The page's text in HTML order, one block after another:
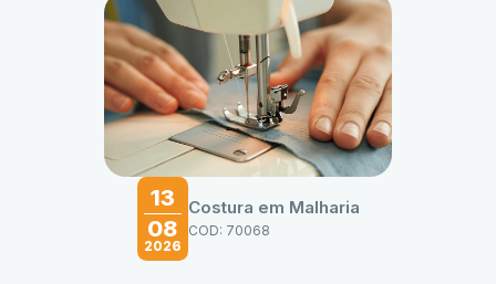
13
08
2026
Costura em Malharia
COD: 70068